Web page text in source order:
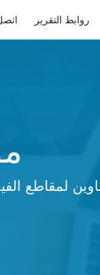
روابط التقرير
لمقاطع